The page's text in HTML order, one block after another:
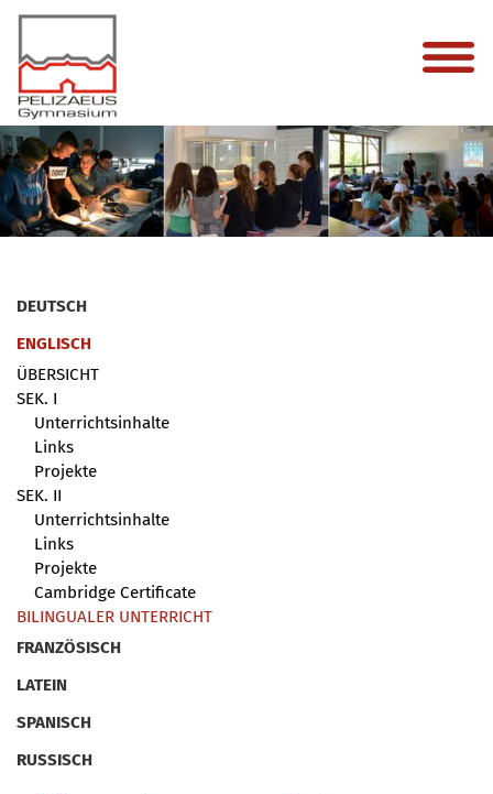
DEUTSCH
ENGLISCH
ÜBERSICHT
SEK. I
Unterrichtsinhalte
Links
Projekte
SEK. II
Unterrichtsinhalte
Links
Projekte
Cambridge Certificate
BILINGUALER UNTERRICHT
FRANZÖSISCH
LATEIN
SPANISCH
RUSSISCH